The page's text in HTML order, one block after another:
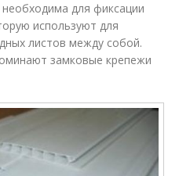
для фиксации
используют для
листов между собой.
замковые крепежи